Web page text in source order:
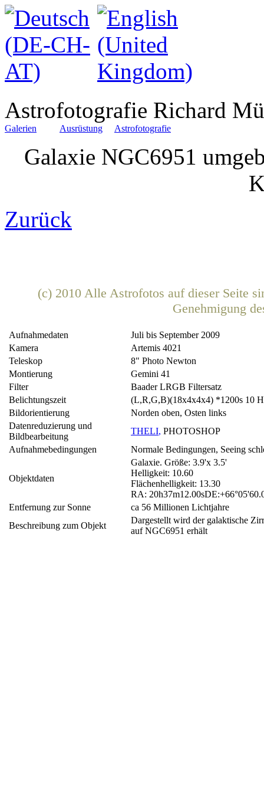
Astrofotografie Richard
Galerien Ausrüstung Astrofotografie
Galaxie NGC6951
Zurück
(c) 2010 Alle Astrofotos auf dieser Seite
Genehmigung
Aufnahmedaten
Juli bis September 2009
Kamera
Artemis 4021
Teleskop
8" Photo Newton
Montierung
Gemini 41
Filter
Baader LRGB Filtersatz
Belichtungszeit
(L,R,G,B)(18x4x4x4) *1200s 10 H
Bildorientierung
Norden oben, Osten links
Datenreduzierung und
Bildbearbeitung
THELI, PHOTOSHOP
Aufnahmebedingungen
Normale Bedingungen, Seeing
Objektdaten
Galaxie. Größe: 3.9'x 3.5'
Helligkeit: 10.60
Flächenhelligkeit: 13.30
RA:
Entfernung zur Sonne
ca 56 Millionen Lichtjahre
Beschreibung zum Objekt
Dargestellt wird der galaktische
auf NGC6951 erhält